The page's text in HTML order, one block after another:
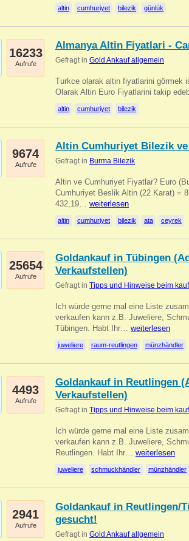
altin cumhuriyet bilezik günlük
16233
Aufrufe
Almanya Altin Fiyatlari -
Gefragt in Gold Ankauf allgemein
Turkce olarak altin fiyatlarini görmek
Olarak Altin Euro Fiyatlarini takip
altin cumhuriyet bilezik
9674
Aufrufe
Altin Cumhuriyet Bilezik
Gefragt in Burma Bilezik
Altin ve Cumhuriyet Fiyatlar? Euro
Cumhuriyet Beslik Altin (22 Karat) =
432,19… weiterlesen
altin cumhuriyet bilezik ata ceyrek
25654
Aufrufe
Goldankauf in Tübingen
Verkaufstellen)
Gefragt in Tipps und Hinweise beim
Ich würde gerne mal eine Liste
verkaufen kann z.B. Juweliere,
Tübingen. Habt Ihr… weiterlesen
juweliere raum-reutlingen münzhändler
4493
Aufrufe
Goldankauf in Reutlingen
Verkaufstellen)
Gefragt in Tipps und Hinweise beim
Ich würde gerne mal eine Liste
verkaufen kann z.B. Juweliere,
Reutlingen. Habt Ihr… weiterlesen
juweliere schmuckhändler münzhändler
2941
Aufrufe
Goldankauf in Reutlingen/
gesucht!
Gefragt in Gold Ankauf allgemein